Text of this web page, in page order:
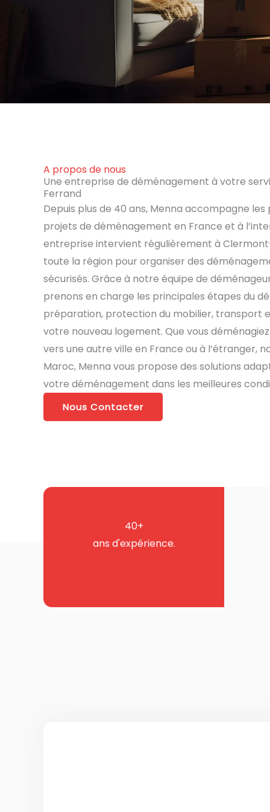
A propos de nous
Une entreprise de déménagement à votre
Ferrand
Depuis plus de 40 ans, Menna accompagne
projets de déménagement en France et à
entreprise intervient régulièrement à
toute la région pour organiser des
sécurisés. Grâce à notre équipe de
prenons en charge les principales étapes du
préparation, protection du mobilier, transport
votre nouveau logement. Que vous
vers une autre ville en France ou à l’étranger,
Maroc, Menna vous propose des solutions
votre déménagement dans les meilleures
Nous Contacter
40+
ans d'expérience.